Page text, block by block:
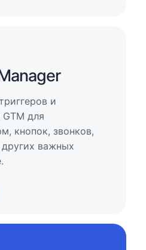
и
для
кнопок, звонков,
важных